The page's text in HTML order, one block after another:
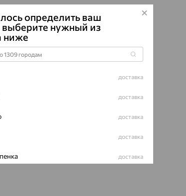
ЦВЕТ
определить ваш
выберите нужный из
ниже
доставка
доставка
доставка
доставка
доставка